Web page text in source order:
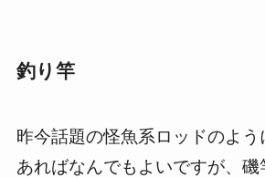
釣り竿
昨今話題の怪魚系ロッドのよ
あればなんでもよいですが、